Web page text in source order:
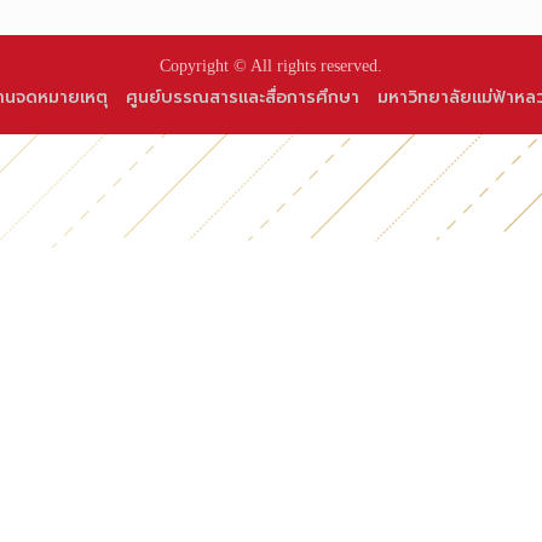
Copyright © All rights reserved.
นจดหมายเหตุ ศูนย์บรรณสารและสื่อการศึกษา มหาวิทยาลัยแม่ฟ้าหล